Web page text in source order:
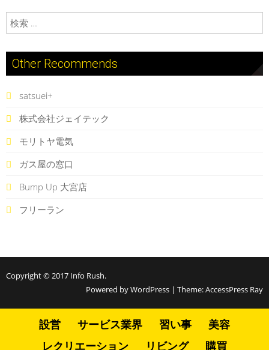
検索:
Other Recommends
satsuei+
株式会社ジェイテック
モリトヤ電気
ガス屋の窓口
Bump Up 大宮店
フリーラン
Copyright © 2017 Info Rush.
Powered by WordPress | Theme:AccessPress Ray
設営 サービス業界 習い事
美容
レクリエーション
リビング 購買